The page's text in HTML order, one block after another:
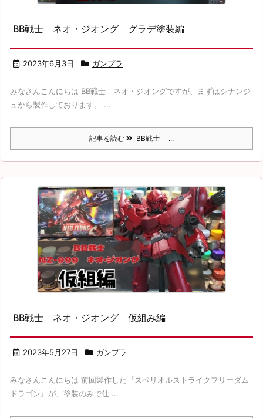
BB戦士 ネオ・ジオング グラデ塗装編
2023年6月3日 ガンプラ
みなさんこんにちは BB戦士 ネオ・ジオングですが、まずはシナンジ
ュから製作しております。 ...
記事を読む BB戦士 ...
BB戦士 ネオ・ジオング 仮組み編
2023年5月27日 ガンプラ
みなさんこんにちは 前回製作した『スペリオルストライクフリーダム
ドラゴン』が、塗装のみで仕 ...